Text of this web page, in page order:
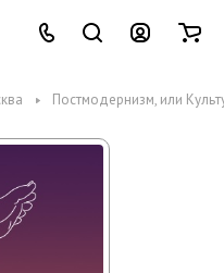
Постмодернизм, или